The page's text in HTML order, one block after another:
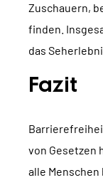
Zuschauern,
finden.
das
Fazit
von Gesetzen
alle Menschen